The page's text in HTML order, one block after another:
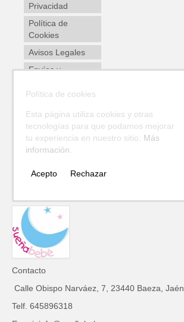
Privacidad
Política de
Cookies
Avisos Legales
Envíos y
Contacto
Calle Obispo Narváez, 7, 23440 Baeza, Jaén
Telf. 645896318
Política de cookies
Esta página utiliza cookies y otras
tecnologías para que podamos mejorar
tu experiencia en nuestro sitio: Más
información.
Acepto Rechazar